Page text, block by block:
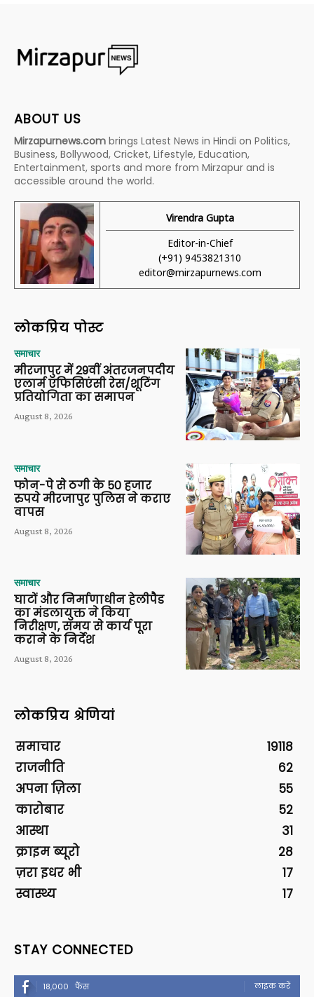
ABOUT US
Mirzapurnews.com brings Latest News in Hindi on Politics,
Business, Bollywood, Cricket, Lifestyle, Education,
Entertainment, sports and more from Mirzapur and is
accessible around the world.
Virendra Gupta
Editor-in-Chief
(+91) 9453821310
editor@mirzapurnews.com
लोकप्रिय पोस्ट
समाचार
मीरजापुर में 29वीं अंतरजनपदीय
एलार्म एफिसिएंसी रेस/शूटिंग
प्रतियोगिता का समापन
August 8, 2026
समाचार
फोन-पे से ठगी के 50 हजार
रुपये मीरजापुर पुलिस ने कराए
वापस
August 8, 2026
समाचार
घाटों और निर्माणाधीन हेलीपैड
का मंडलायुक्त ने किया
निरीक्षण, समय से कार्य पूरा
कराने के निर्देश
August 8, 2026
लोकप्रिय श्रेणियां
समाचार
19118
राजनीति
62
अपना ज़िला
55
कारोबार
52
आस्था
31
क्राइम ब्यूरो
28
ज़रा इधर भी
17
स्वास्थ्य
17
STAY CONNECTED
18,000 फैंस लाइक करें